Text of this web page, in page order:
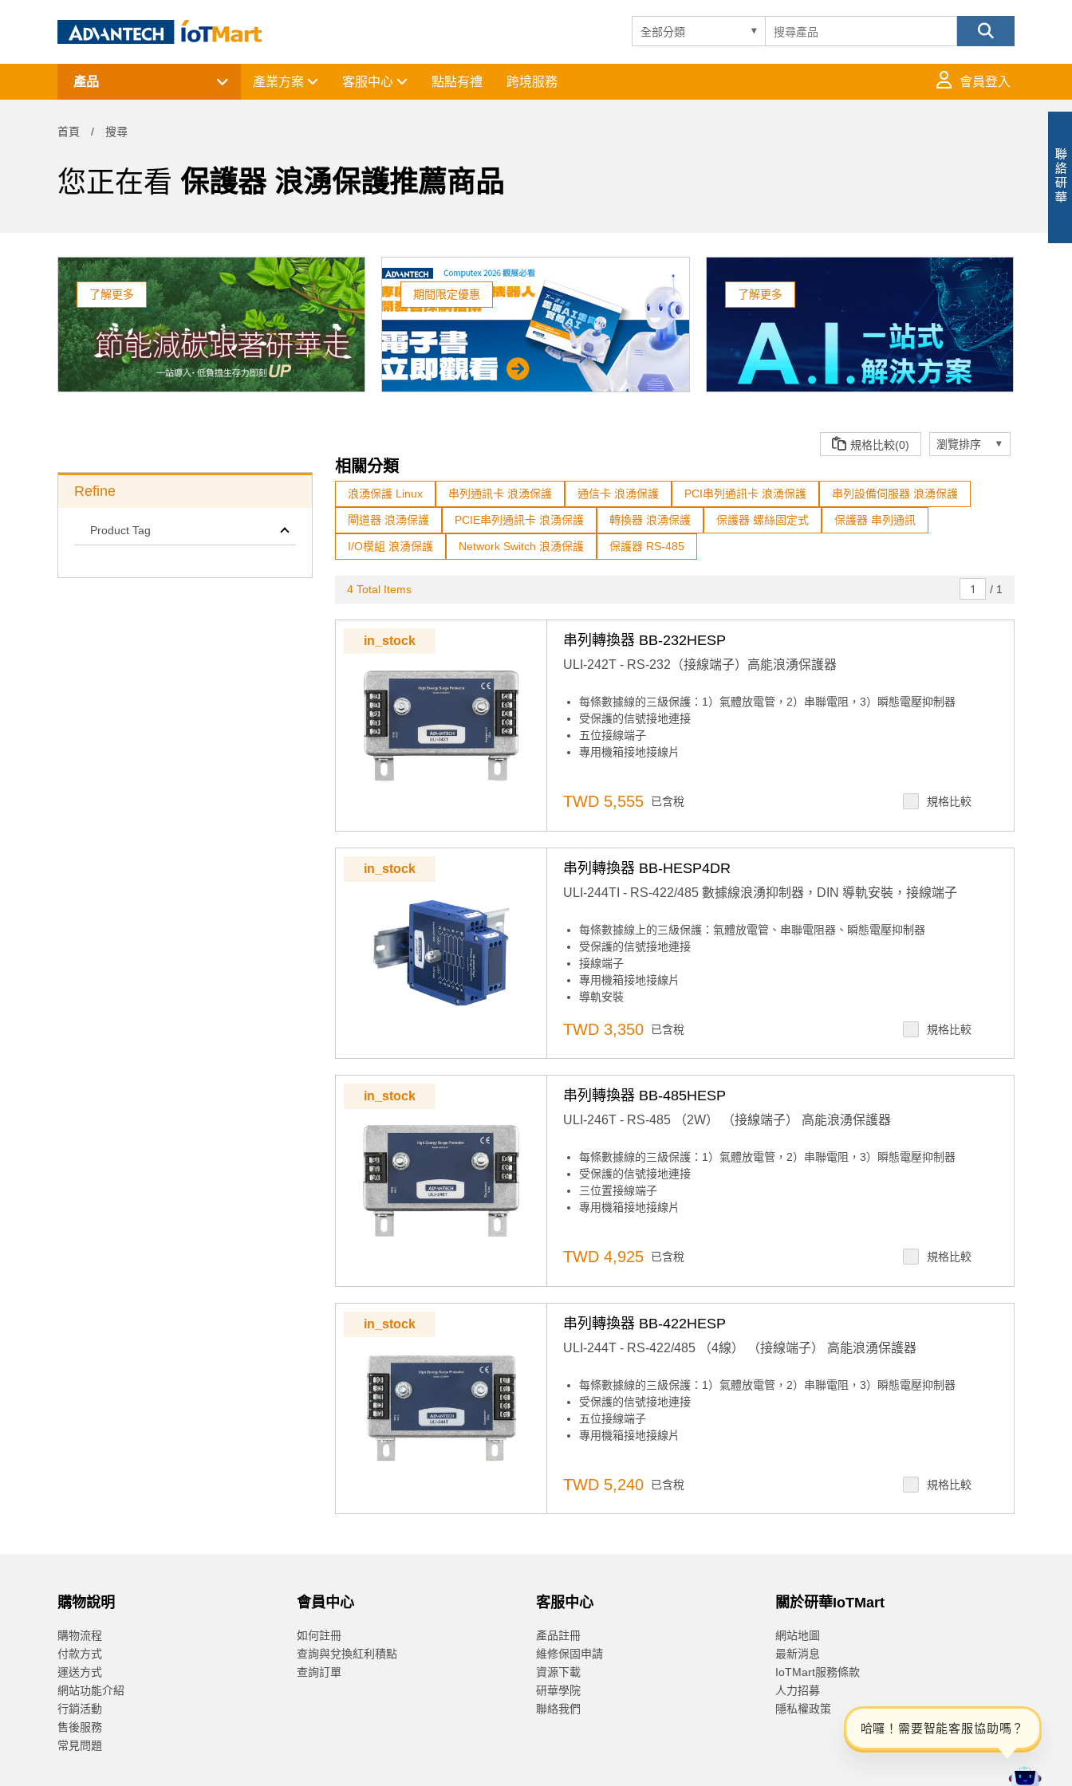
產品 產業方案 客服中心 點點有禮 跨境服務 會員登入
電腦平台
周邊應用組件
授權軟體與研華課程
首頁 搜尋
您正在看 保護器 浪湧保護推薦商品
了解更多 期間限定優惠 了解更多
規格比較(0)
Refine
Product Tag
相關分類
浪湧保護 Linux 串列通訊卡 浪湧保護 通信卡 浪湧保護 PCI串列通訊卡 浪湧保護 串列設備伺服器 浪湧保護
閘道器 浪湧保護 PCIE串列通訊卡 浪湧保護 轉換器 浪湧保護 保護器 螺絲固定式 保護器 串列通訊
I/O模組 浪湧保護 Network Switch 浪湧保護 保護器 RS-485
4 Total Items / 1
in_stock 串列轉換器 BB-232HESP
ULI-242T - RS-232（接線端子）高能浪湧保護器
每條數據線的三級保護：1）氣體放電管，2）串聯電阻，3）瞬態電壓抑制器
受保護的信號接地連接
五位接線端子
專用機箱接地接線片
TWD 5,555 已含稅 規格比較
in_stock 串列轉換器 BB-HESP4DR
ULI-244TI - RS-422/485 數據線浪湧抑制器，DIN 導軌安裝，接線端子
每條數據線上的三級保護：氣體放電管、串聯電阻器、瞬態電壓抑制器
受保護的信號接地連接
接線端子
專用機箱接地接線片
導軌安裝
TWD 3,350 已含稅 規格比較
in_stock 串列轉換器 BB-485HESP
ULI-246T - RS-485 （2W） （接線端子） 高能浪湧保護器
每條數據線的三級保護：1）氣體放電管，2）串聯電阻，3）瞬態電壓抑制器
受保護的信號接地連接
三位置接線端子
專用機箱接地接線片
TWD 4,925 已含稅 規格比較
in_stock 串列轉換器 BB-422HESP
ULI-244T - RS-422/485 （4線） （接線端子） 高能浪湧保護器
每條數據線的三級保護：1）氣體放電管，2）串聯電阻，3）瞬態電壓抑制器
受保護的信號接地連接
五位接線端子
專用機箱接地接線片
TWD 5,240 已含稅 規格比較
購物說明
購物流程
付款方式
運送方式
網站功能介紹
行銷活動
售後服務
常見問題
會員中心
如何註冊
查詢與兌換紅利積點
查詢訂單
客服中心
產品註冊
維修保固申請
資源下載
研華學院
聯絡我們
關於研華IoTMart
網站地圖
最新消息
IoTMart服務條款
人力招募
隱私權政策
哈囉 ！ 需要智能客服協助嗎 ？